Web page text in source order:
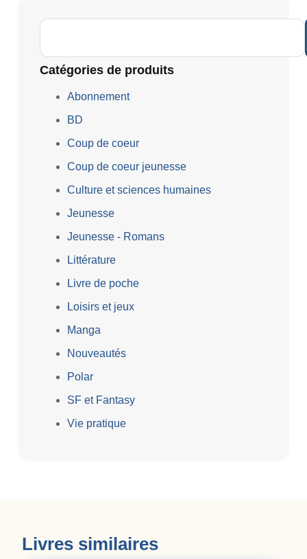
Catégories de produits
Abonnement
BD
Coup de coeur
Coup de coeur jeunesse
Culture et sciences humaines
Jeunesse
Jeunesse - Romans
Littérature
Livre de poche
Loisirs et jeux
Manga
Nouveautés
Polar
SF et Fantasy
Vie pratique
Livres similaires